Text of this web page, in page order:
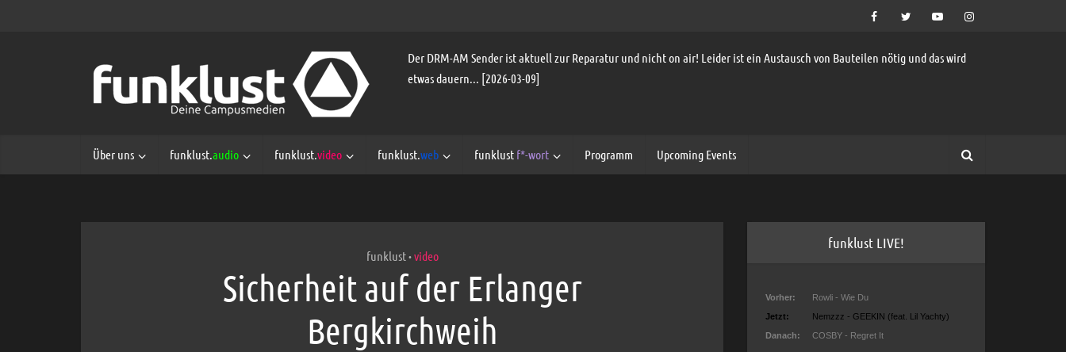
Der DRM-AM Sender ist aktuell zur Reparatur und nicht on air! Leider ist ein Austausch von Bauteilen nötig und das wird
etwas dauern... [2026-03-09]
Über uns funklust.audio funklust.video funklust.web funklust f*-wort Programm Upcoming Events
funklust • video
Sicherheit auf der Erlanger
Bergkirchweih
funklust LIVE!